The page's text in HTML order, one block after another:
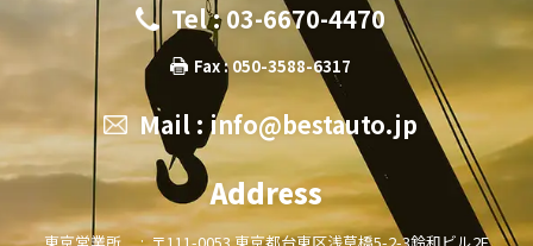
Tel : 03-6670-4470
Fax : 050-3588-6317
Mail : info@bestauto.jp
Address